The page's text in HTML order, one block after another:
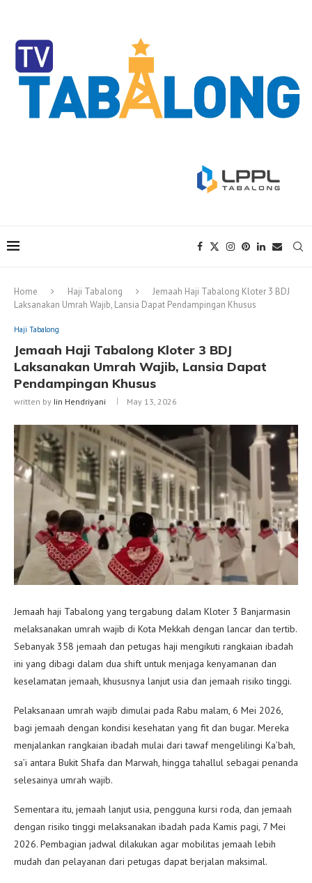
Home Haji Tabalong
Jemaah Haji Tabalong Kloter 3 BDJ
Laksanakan Umrah Wajib, Lansia Dapat Pendampingan Khusus
Haji Tabalong
Jemaah Haji Tabalong Kloter 3 BDJ
Laksanakan Umrah Wajib, Lansia Dapat
Pendampingan Khusus
written by Iin Hendriyani May 13, 2026
Jemaah haji Tabalong yang tergabung dalam Kloter 3 Banjarmasin
melaksanakan umrah wajib di Kota Mekkah dengan lancar dan tertib.
Sebanyak 358 jemaah dan petugas haji mengikuti rangkaian ibadah
ini yang dibagi dalam dua shift untuk menjaga kenyamanan dan
keselamatan jemaah, khususnya lanjut usia dan jemaah risiko tinggi.
Pelaksanaan umrah wajib dimulai pada Rabu malam, 6 Mei 2026,
bagi jemaah dengan kondisi kesehatan yang fit dan bugar. Mereka
menjalankan rangkaian ibadah mulai dari tawaf mengelilingi Ka’bah,
sa’i antara Bukit Shafa dan Marwah, hingga tahallul sebagai penanda
selesainya umrah wajib.
Sementara itu, jemaah lanjut usia, pengguna kursi roda, dan jemaah
dengan risiko tinggi melaksanakan ibadah pada Kamis pagi, 7 Mei
2026. Pembagian jadwal dilakukan agar mobilitas jemaah lebih
mudah dan pelayanan dari petugas dapat berjalan maksimal.